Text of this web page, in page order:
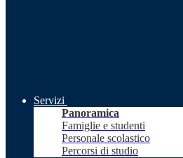
Servizi
Panoramica
Famiglie e studenti
Personale scolastico
Percorsi di studio